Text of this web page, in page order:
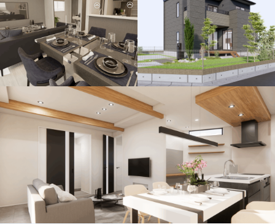
高価格帯分譲住宅向け36
0度パノラマVR内覧コン
テンツ制作｜大手デベロ
建売住宅VR（31坪・3LD
K・テラス付）｜完成前
内覧